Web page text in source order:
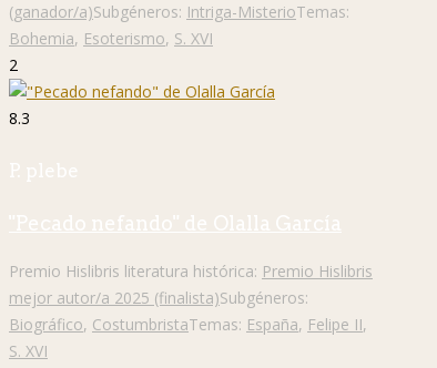
(ganador/a)Subgéneros: Intriga-MisterioTemas:
Bohemia, Esoterismo, S. XVI
2
8.3
P. plebe
"Pecado nefando" de Olalla García
Premio Hislibris literatura histórica: Premio Hislibris
mejor autor/a 2025 (finalista)Subgéneros:
Biográfico, CostumbristaTemas: España, Felipe II,
S. XVI